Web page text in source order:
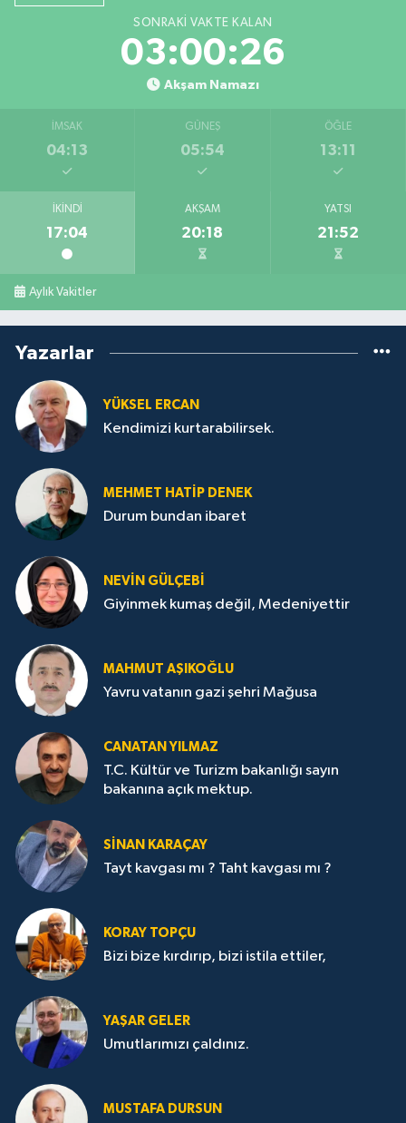
SONRAKI VAKTE KALAN
03:00:25
Akşam Namazı
İMSAK
04:13
GÜNEŞ
05:54
ÖĞLE
13:11
İKINDI
17:04
AKŞAM
20:18
YATSI
21:52
Aylık Vakitler
Yazarlar
YÜKSEL ERCAN
Kendimizi kurtarabilirsek.
MEHMET HATİP DENEK
Durum bundan ibaret
NEVİN GÜLÇEBİ
Giyinmek kumaş değil, Medeniyettir
MAHMUT AŞIKOĞLU
Yavru vatanın gazi şehri Mağusa
CANATAN YILMAZ
T.C. Kültür ve Turizm bakanlığı sayın
bakanına açık mektup.
SİNAN KARAÇAY
Tayt kavgası mı ? Taht kavgası mı ?
KORAY TOPÇU
Bizi bize kırdırıp, bizi istila ettiler,
YAŞAR GELER
Umutlarımızı çaldınız.
MUSTAFA DURSUN